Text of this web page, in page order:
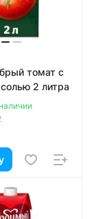
томат с
2 литра